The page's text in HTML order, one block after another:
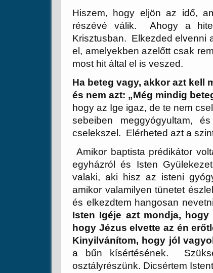
Hiszem, hogy eljön az idő,
részévé válik. Ahogy a
Krisztusban. Elkezded elvenni
el, amelyekben azelőtt csak
most hit által el is veszed.
Ha beteg vagy, akkor azt kell
és nem azt: „Még mindig
hogy az Ige igaz, de te nem
sebeiben meggyógyultam,
cselekszel. Elérheted azt a
Amikor baptista prédikátor
egyházról és Isten
valaki, aki hisz az isteni
amikor valamilyen tünetet
és elkezdtem hangosan
Isten Igéje azt mondja,
hogy Jézus elvette az én
Kinyilvánítom, hogy jól
a bűn kísértésének.
osztályrészünk. Dicsértem